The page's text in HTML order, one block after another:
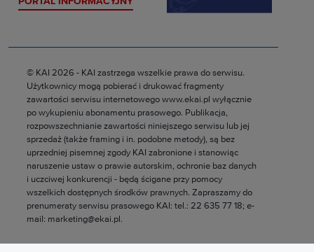
© KAI 2026 - KAI zastrzega wszelkie prawa do serwisu.
Użytkownicy mogą pobierać i drukować fragmenty
zawartości serwisu internetowego www.ekai.pl wyłącznie
po wykupieniu abonamentu prasowego. Publikacja,
rozpowszechnianie zawartości niniejszego serwisu lub jej
sprzedaż (także framing i in. podobne metody), są bez
uprzedniej pisemnej zgody KAI zabronione i stanowiąc
naruszenie ustaw o prawie autorskim, ochronie baz danych
i uczciwej konkurencji - będą ścigane przy pomocy
wszelkich dostępnych środków prawnych. Zapraszamy do
prenumeraty serwisu prasowego KAI: tel.: 22 635 77 18; e-
mail: marketing@ekai.pl.